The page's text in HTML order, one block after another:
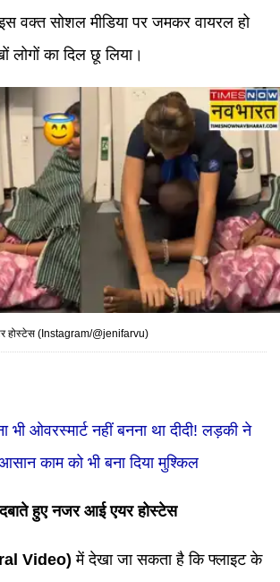
वक्त सोशल मीडिया पर जमकर वायरल हो
लोगों का दिल छू लिया।
होस्टेस (Instagram/@jenifarvu)
ओवरस्मार्ट नहीं बनना था दीदी! लड़की ने
काम को भी बना दिया मुश्किल
हुए नजर आई एयर होस्टेस
Video) में देखा जा सकता है कि फ्लाइट के